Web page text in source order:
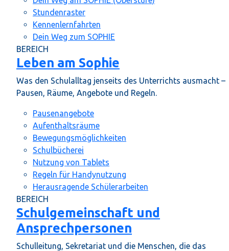
Stundenraster
Kennenlernfahrten
Dein Weg zum SOPHIE
BEREICH
Leben am Sophie
Was den Schulalltag jenseits des Unterrichts ausmacht –
Pausen, Räume, Angebote und Regeln.
Pausenangebote
Aufenthaltsräume
Bewegungsmöglichkeiten
Schulbücherei
Nutzung von Tablets
Regeln für Handynutzung
Herausragende Schülerarbeiten
BEREICH
Schulgemeinschaft und
Ansprechpersonen
Schulleitung, Sekretariat und die Menschen, die das